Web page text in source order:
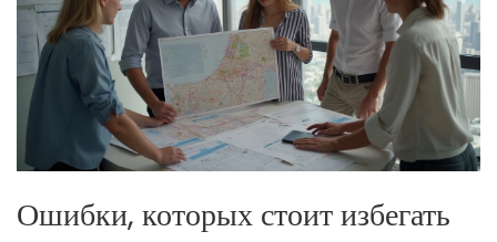
Ошибки, которых стоит избегать